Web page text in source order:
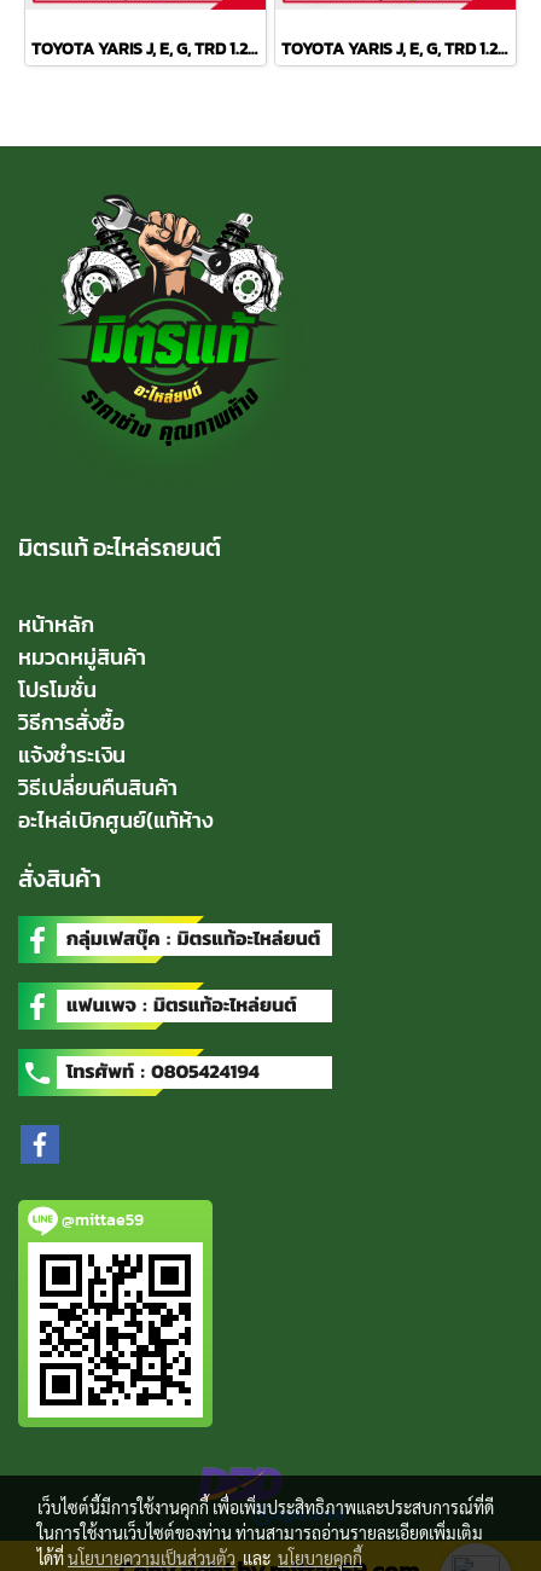
TOYOTA YARIS J, E, G, TRD 1.2L ปี 2013 TRW ผ้าเบรค (หน้า) TOYOTA YARIS J, E, G, TRD 1.2L ปี 2013 TRW ก้ามเบรค (หลัง)
มิตรแท้ อะไหล่รถยนต์
หน้าหลัก
หมวดหมู่สินค้า
โปรโมชั่น
วิธีการสั่งซื้อ
แจ้งชำระเงิน
วิธีเปลี่ยนคืนสินค้า
อะไหล่เบิกศูนย์(แท้ห้าง
สั่งสินค้า
@mittae59
เว็บไซต์นี้มีการใช้งานคุกกี้ เพื่อเพิ่มประสิทธิภาพและประสบการณ์ที่ดี
ในการใช้งานเว็บไซต์ของท่าน ท่านสามารถอ่านรายละเอียดเพิ่มเติม
ได้ที่นโยบายความเป็นส่วนตัวและ นโยบายคุกกี้